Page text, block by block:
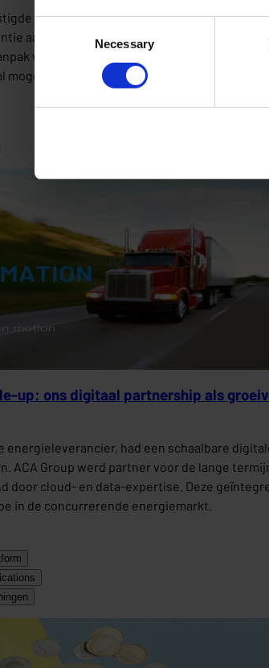
Selection
Necessary
aanbieder van 24/7 pechhulp voor
aan te pakken, werkte EBTS samen met
verminderde de handmatige werklast,
mogelijk werden.
up: ons digitaal partnership als
energieleverancier, had een schaalbare
ACA Group werd partner voor de lange
door cloud- en data-expertise. Deze
in de concurrerende energiemarkt.